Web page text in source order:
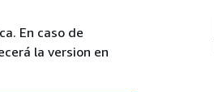
En caso de
la version en